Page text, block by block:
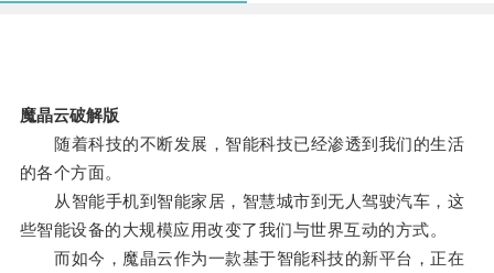
魔晶云破解版
随着科技的不断发展，智能科技已经渗透到我们的生活
的各个方面。
从智能手机到智能家居，智慧城市到无人驾驶汽车，这
些智能设备的大规模应用改变了我们与世界互动的方式。
而如今，魔晶云作为一款基于智能科技的新平台，正在